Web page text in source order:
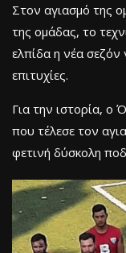
Στον αγιασμό της
της ομάδας, το
ελπίδα η νέα σεζόν
επιτυχίες.
Για την ιστορία, ο
που τέλεσε τον
φετινή δύσκολη